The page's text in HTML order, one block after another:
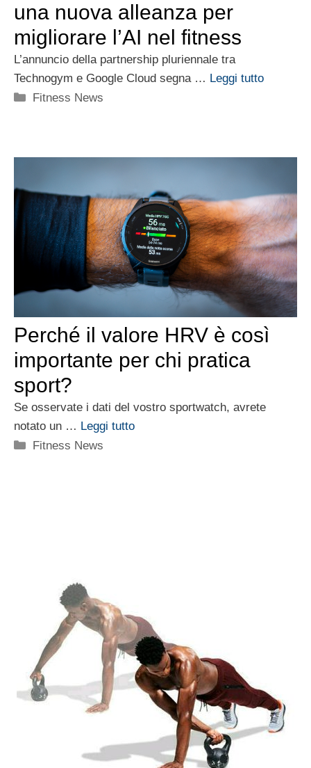
una nuova alleanza per
migliorare l’AI nel fitness
L’annuncio della partnership pluriennale tra
Technogym e Google Cloud segna … Leggi tutto
Categorie
Fitness News
Perché il valore HRV è così
importante per chi pratica
sport?
Se osservate i dati del vostro sportwatch, avrete
notato un … Leggi tutto
Categorie
Fitness News